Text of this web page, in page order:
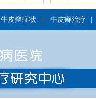
牛皮癣症状 牛皮癣治疗